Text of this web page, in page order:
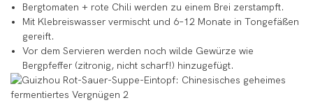
Bergtomaten + rote Chili werden zu einem Brei zerstampft.
Mit Klebreiswasser vermischt und 6–12 Monate in Tongefäßen
gereift.
Vor dem Servieren werden noch wilde Gewürze wie
Bergpfeffer (zitronig, nicht scharf!) hinzugefügt.